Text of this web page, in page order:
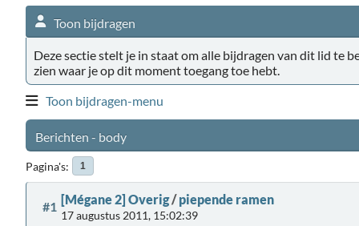
Toon bijdragen
Deze sectie stelt je in staat om alle bijdragen van dit lid te
zien waar je op dit moment toegang toe hebt.
Toon bijdragen-menu
Berichten - body
Pagina's 1
#1 [Mégane 2] Overig/piepende ramen
17 augustus 2011, 15:02:39